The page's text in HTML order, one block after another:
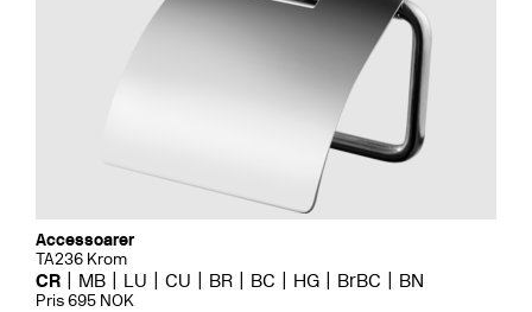
Accessoarer
TA236 Krom
CR MB LU CU BR BC HG BrBC BN
Pris 695 NOK